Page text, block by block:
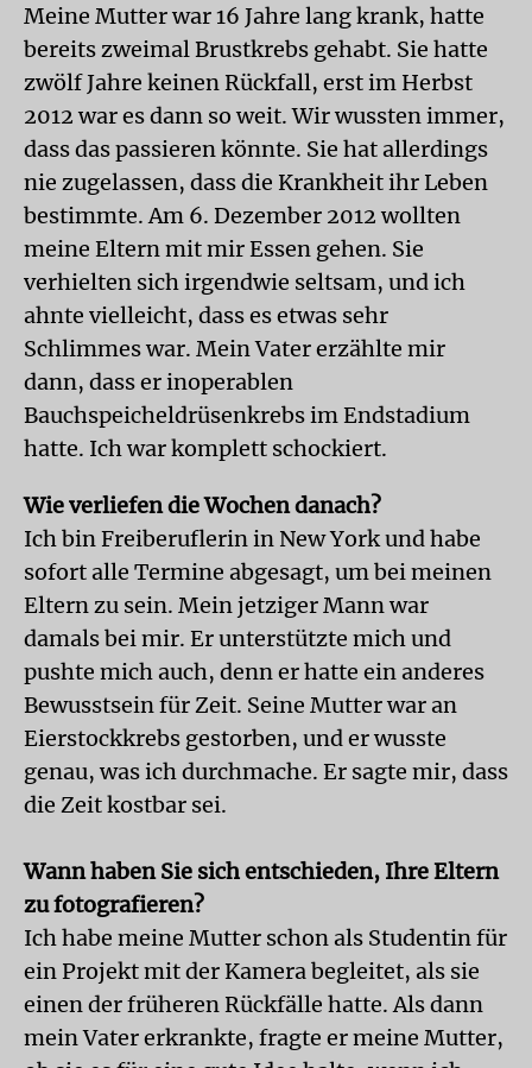
Meine Mutter war 16 Jahre lang krank, hatte
bereits zweimal Brustkrebs gehabt. Sie hatte
zwölf Jahre keinen Rückfall, erst im Herbst
2012 war es dann so weit. Wir wussten immer,
dass das passieren könnte. Sie hat allerdings
nie zugelassen, dass die Krankheit ihr Leben
bestimmte. Am 6. Dezember 2012 wollten
meine Eltern mit mir Essen gehen. Sie
verhielten sich irgendwie seltsam, und ich
ahnte vielleicht, dass es etwas sehr
Schlimmes war. Mein Vater erzählte mir
dann, dass er inoperablen
Bauchspeicheldrüsenkrebs im Endstadium
hatte. Ich war komplett schockiert.
Wie verliefen die Wochen danach?
Ich bin Freiberuflerin in New York und habe
sofort alle Termine abgesagt, um bei meinen
Eltern zu sein. Mein jetziger Mann war
damals bei mir. Er unterstützte mich und
pushte mich auch, denn er hatte ein anderes
Bewusstsein für Zeit. Seine Mutter war an
Eierstockkrebs gestorben, und er wusste
genau, was ich durchmache. Er sagte mir, dass
die Zeit kostbar sei.
Wann haben Sie sich entschieden, Ihre Eltern
zu fotografieren?
Ich habe meine Mutter schon als Studentin für
ein Projekt mit der Kamera begleitet, als sie
einen der früheren Rückfälle hatte. Als dann
mein Vater erkrankte, fragte er meine Mutter,